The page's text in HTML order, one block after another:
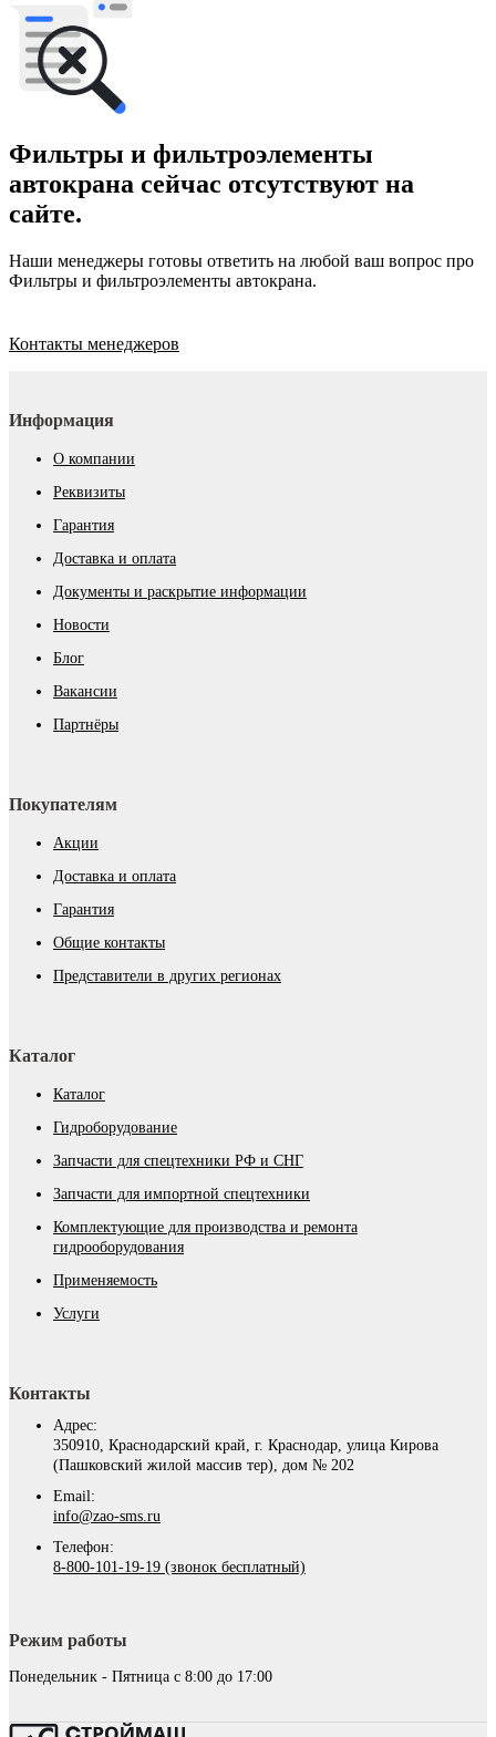
Фильтры и фильтроэлементы
автокрана сейчас отсутствуют на
сайте.
Наши менеджеры готовы ответить на любой ваш вопрос про
Фильтры и фильтроэлементы автокрана.
Контакты менеджеров
Информация
О компании
Реквизиты
Гарантия
Доставка и оплата
Документы и раскрытие информации
Новости
Блог
Вакансии
Партнёры
Покупателям
Акции
Доставка и оплата
Гарантия
Общие контакты
Представители в других регионах
Каталог
Каталог
Гидроборудование
Запчасти для спецтехники РФ и СНГ
Запчасти для импортной спецтехники
Комплектующие для производства и ремонта
гидрооборудования
Применяемость
Услуги
Контакты
Адрес:
350910, Краснодарский край, г. Краснодар, улица Кирова
(Пашковский жилой массив тер), дом № 202
Email:
info@zao-sms.ru
Телефон:
8-800-101-19-19 (звонок бесплатный)
Режим работы
Понедельник - Пятница с 8:00 до 17:00